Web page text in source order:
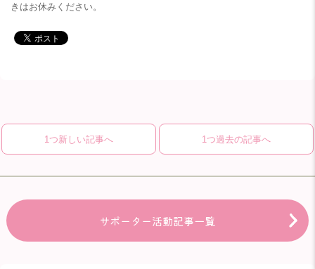
きはお休みください。
1つ新しい記事へ 1つ過去の記事へ
サポーター活動記事一覧